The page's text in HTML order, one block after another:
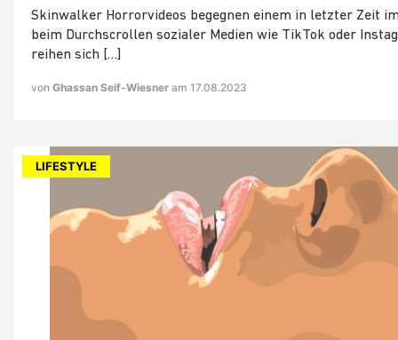
Skinwalker Horrorvideos begegnen einem in letzter Zeit
beim Durchscrollen sozialer Medien wie TikTok oder
reihen sich […]
von Ghassan Seif-Wiesner am 17.08.2023
LIFESTYLE